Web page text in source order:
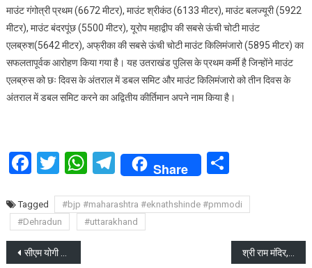
माउंट गंगोत्री प्रथम (6672 मीटर), माउंट श्रीकंठ (6133 मीटर), माउंट बलज्यूरी (5922
मीटर), माउंट बंदरपूंछ (5500 मीटर), यूरोप महाद्वीप की सबसे ऊंची चोटी माउंट
एलब्रुश(5642 मीटर), अफ्रीका की सबसे ऊंची चोटी माउंट किलिमंजारो (5895 मीटर) का
सफलतापूर्वक आरोहण किया गया है। यह उतराखंड पुलिस के प्रथम कर्मी है जिन्होंने माउंट
एलब्रुस को छः दिवस के अंतराल में डबल समिट और माउंट किलिमंजारो को तीन दिवस के
अंतराल में डबल समिट करने का अद्वितीय कीर्तिमान अपने नाम किया है।
Facebook
Twitter
WhatsApp
Telegram
Share Share
Tagged
#bjp #maharashtra #eknathshinde #pmmodi
#Dehradun
#uttarakhand
Post
सीएम योगी आदित्यनाथ से मिले पूर्व सीएम त्रिवेंद्र रावत